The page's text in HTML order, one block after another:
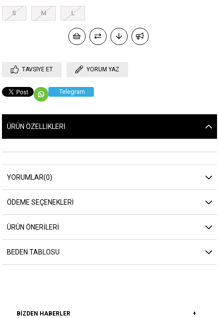
S M L
TAVSIYE ET YORUM YAZ
Telegram
ÜRÜN ÖZELLIKLERI
YORUMLAR(0)
ÖDEME SEÇENEKLERI
ÜRÜN ÖNERILERI
BEDEN TABLOSU
BIZDEN HABERLER